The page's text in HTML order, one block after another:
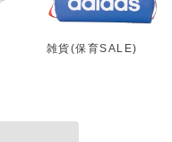
雑貨(保育SALE)